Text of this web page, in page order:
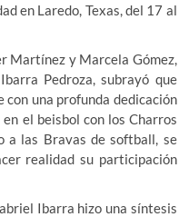
en Laredo, Texas, del 17 al
Martínez y Marcela Gómez,
Pedroza, subrayó que
con una profunda dedicación
el beisbol con los Charros
a las Bravas de softball, se
realidad su participación
Ibarra hizo una síntesis